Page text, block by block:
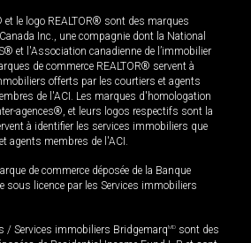
et le logo REALTOR® sont des marques
Inc., une compagnie dont la National
et l'Association canadienne de l’immobilier
de commerce REALTOR® servent à
offerts par les courtiers et agents
de l'ACI. Les marques d'homologation
agences®, et leurs logos respectifs sont la
à identifier les services immobiliers que
agents membres de l'ACI.
de commerce déposée de la Banque
sous licence par les Services immobiliers
/ Services immobiliers BridgemarqMD sont des